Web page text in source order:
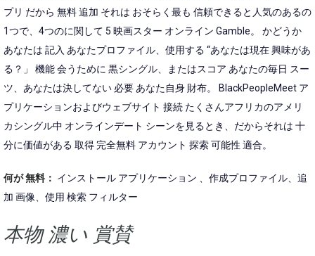
プリ だから 無料 追加 それは おそらく最も 信頼できると人気のあるの
1つで、4つのに関して 5 映画スター オンライン Gamble。 かどうか
あなたは 記入 あなたプロファイル、使用する “あなたは現在 興味があ
る？」 機能 会うために 黒シングル、またはスコア あなたの毎日 スー
ツ、あなたは決してない 必要 あなた自身 財布。 BlackPeopleMeet ア
プリケーションおよびウェブサイト 接続 たくさんアフリカのアメリ
カシングル中 オンラインデート シーンを見るとき、だからそれは 十
分に価値がある 取得 完全無料 アカウント 探索 可能性 適合。
何が 無料： インストール アプリケーション 、作成プロファイル、追
加 画像、使用 検索 フィルター
本物 濃い 賞賛